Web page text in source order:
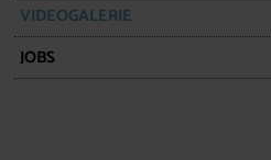
VIDEOGALERIE
JOBS